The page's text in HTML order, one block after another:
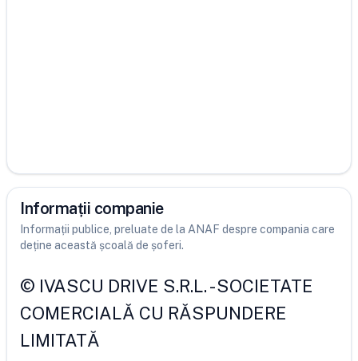
Informații companie
Informații publice, preluate de la ANAF despre compania care
deține această școală de șoferi.
© IVASCU DRIVE S.R.L.-SOCIETATE
COMERCIALĂ CU RĂSPUNDERE
LIMITATĂ